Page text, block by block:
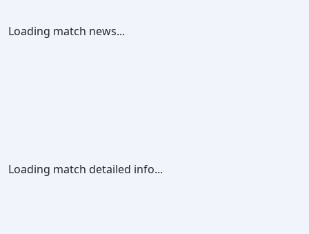
Loading match news...
Loading match detailed info...